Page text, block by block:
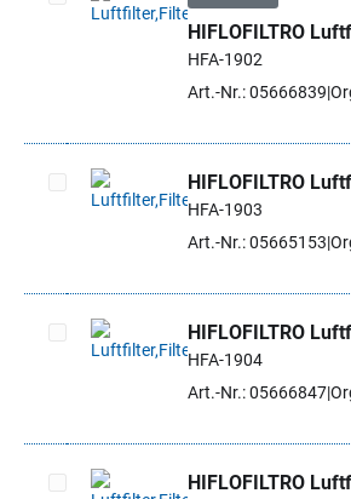
Artikel auswählen
HIFLOFILTRO
HFA-1902
Art.-Nr.: 05666839
Artikel auswählen
HIFLOFILTRO
HFA-1903
Art.-Nr.: 05665153
Artikel auswählen
HIFLOFILTRO
HFA-1904
Art.-Nr.: 05666847
HIFLOFILTRO